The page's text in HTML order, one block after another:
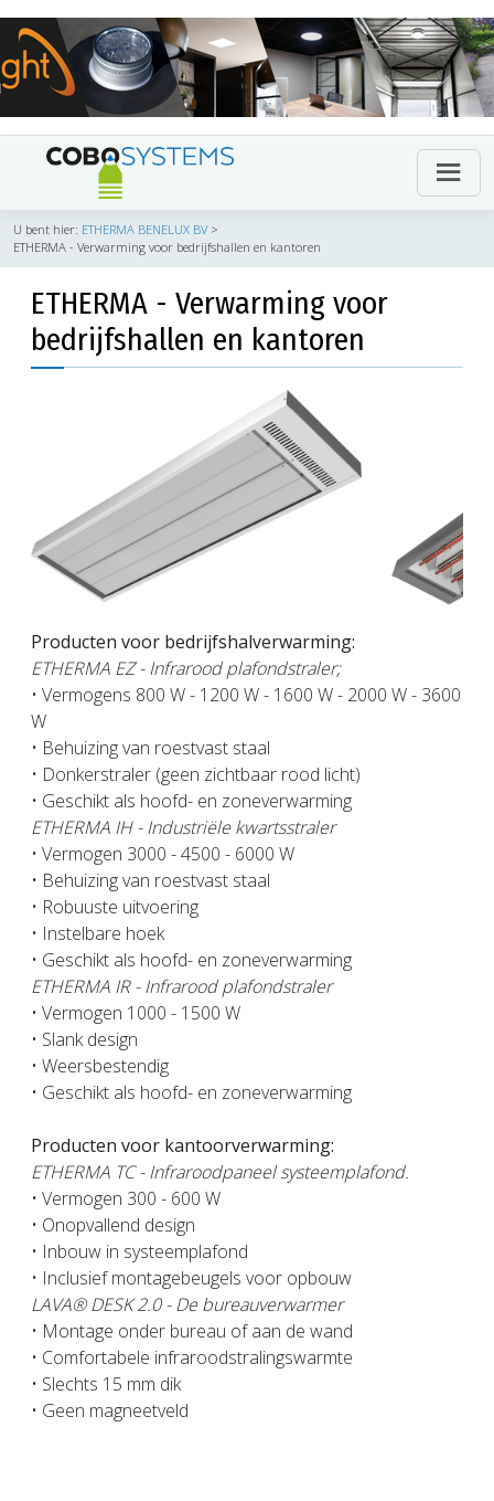
U bent hier: ETHERMA BENELUX BV>
ETHERMA - Verwarming voor bedrijfshallen en kantoren
ETHERMA - Verwarming voor
bedrijfshallen en kantoren
Previous Next
Producten voor bedrijfshalverwarming:
ETHERMA EZ - Infrarood plafondstraler;
• Vermogens 800 W - 1200 W - 1600 W - 2000 W - 3600
W
• Behuizing van roestvast staal
• Donkerstraler (geen zichtbaar rood licht)
• Geschikt als hoofd- en zoneverwarming
ETHERMA IH - Industriële kwartsstraler
• Vermogen 3000 - 4500 - 6000 W
• Behuizing van roestvast staal
• Robuuste uitvoering
• Instelbare hoek
• Geschikt als hoofd- en zoneverwarming
ETHERMA IR - Infrarood plafondstraler
• Vermogen 1000 - 1500 W
• Slank design
• Weersbestendig
• Geschikt als hoofd- en zoneverwarming
Producten voor kantoorverwarming:
ETHERMA TC - Infraroodpaneel systeemplafond.
• Vermogen 300 - 600 W
• Onopvallend design
• Inbouw in systeemplafond
• Inclusief montagebeugels voor opbouw
LAVA® DESK 2.0 - De bureauverwarmer
• Montage onder bureau of aan de wand
• Comfortabele infraroodstralingswarmte
• Slechts 15 mm dik
• Geen magneetveld